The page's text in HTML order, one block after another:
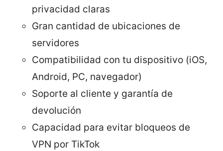
privacidad claras
Gran cantidad de ubicaciones de
servidores
Compatibilidad con tu dispositivo (iOS,
Android, PC, navegador)
Soporte al cliente y garantía de
devolución
Capacidad para evitar bloqueos de
VPN por TikTok